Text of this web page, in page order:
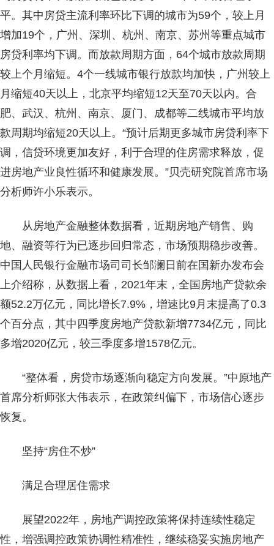
平。其中房贷主流利率环比下调的城市为59个，较上月
增加19个，广州、深圳、杭州、南京、苏州等重点城市
房贷利率均下调。而放款周期方面，64个城市放款周期
较上个月缩短。4个一线城市银行放款均加快，广州较上
月缩短40天以上，北京平均缩短12天至70天以内。合
肥、武汉、杭州、南京、厦门、成都等二线城市平均放
款周期均缩短20天以上。“预计后期更多城市房贷利率下
调，信贷环境更加友好，利于合理的住房需求释放，促
进房地产业良性循环和健康发展。”贝壳研究院首席市场
分析师许小乐表示。
从房地产金融整体数据看，近期房地产销售、购
地、融资等行为已逐步回归常态，市场预期稳步改善。
中国人民银行金融市场司司长邹澜日前在国新办发布会
上介绍称，从数据上看，2021年末，全国房地产贷款余
额52.2万亿元，同比增长7.9%，增速比9月末提高了0.3
个百分点，其中四季度房地产贷款新增7734亿元，同比
多增2020亿元，较三季度多增1578亿元。
“整体看，房贷市场逐渐向稳定方向发展。”中原地产
首席分析师张大伟表示，在政策纠偏下，市场信心逐步
恢复。
坚持“房住不炒”
满足合理居住需求
展望2022年，房地产调控政策将保持连续性稳定
性，增强调控政策协调性精准性，继续稳妥实施房地产